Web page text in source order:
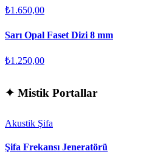
₺1.650,00
Sarı Opal Faset Dizi 8 mm
₺1.250,00
✦ Mistik Portallar
Akustik Şifa
Şifa Frekansı Jeneratörü